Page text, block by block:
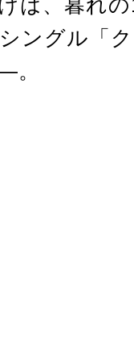
ングル「
。